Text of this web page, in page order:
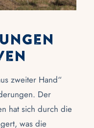
zweiter Hand“
Der
hat sich durch die
was die